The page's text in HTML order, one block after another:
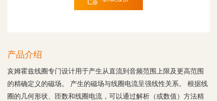
产品介绍
亥姆霍兹线圈专门设计用于产生从直流到音频范围上限及更高范围
的精确定义的磁场。 产生的磁场与线圈电流呈强线性关系。 根据线
圈的几何形状、匝数和线圈电流，可以通过解析（或数值）方法精